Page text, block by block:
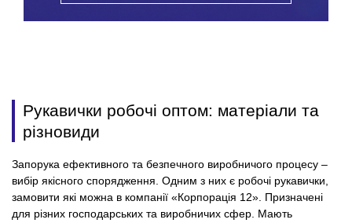
Рукавички робочі оптом: матеріали та
різновиди
Запорука ефективного та безпечного виробничого процесу –
вибір якісного спорядження. Одним з них є робочі рукавички,
замовити які можна в компанії «Корпорація 12». Призначені
для різних господарських та виробничих сфер. Мають